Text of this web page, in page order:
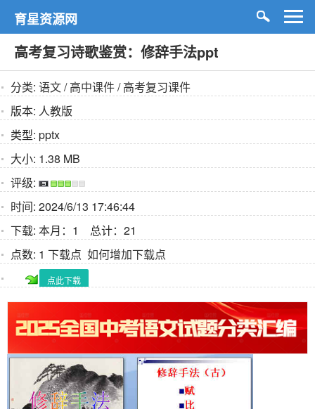
育星资源网
高考复习诗歌鉴赏：修辞手法ppt
分类: 语文/高中课件/高考复习课件
版本: 人教版
类型: pptx
大小: 1.38 MB
评级:
时间: 2024/6/13 17:46:44
下载: 本月：1 总计：21
点数: 1 下载点 如何增加下载点
点此下载